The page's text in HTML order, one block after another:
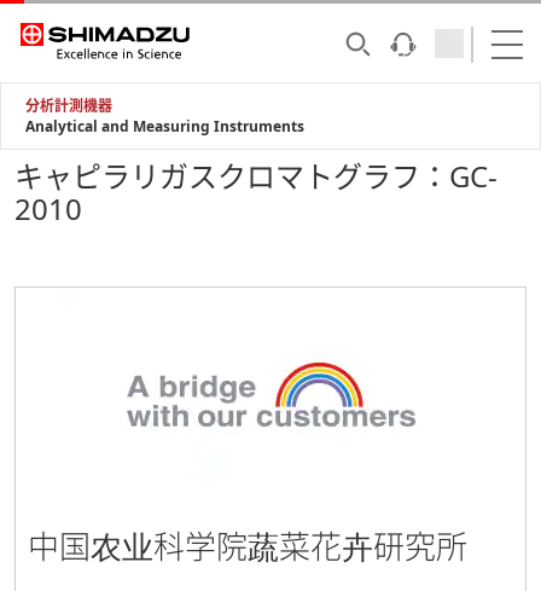
分析計測機器
Analytical and Measuring Instruments
キャピラリガスクロマトグラフ：GC-
2010
中国农业科学院蔬菜花卉研究所